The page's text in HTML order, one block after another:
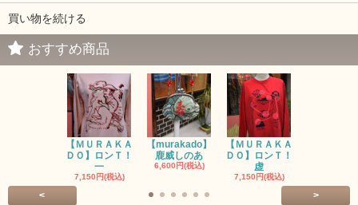
買い物を続ける
おすすめ商品
【ＭＵＲＡＫＡ
ＤＯ】ロンＴ！
一
7,150円(税込)
【murakado】
鹿威しのあ
6,600円(税込)
【ＭＵＲＡＫＡ
ＤＯ】ロンＴ！
虚
7,150円(税込)
< >